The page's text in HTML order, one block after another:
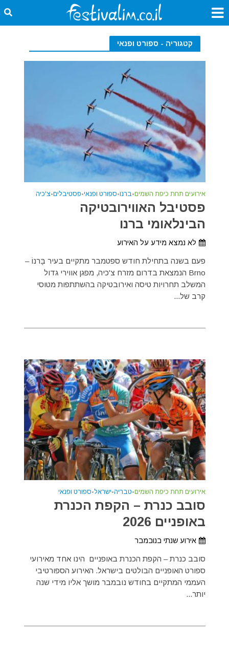
קטגוריה - ספורט ופנאי
אירועים תחת כיפת השמים• ברנו•ספורט ופנאי•פסטיבלים•צ'כיה
פסטיבל האווירובטיקה
הבינלאומי ברנו
לא נמצא מידע על האירוע
פעם בשנה בתחילת חודש ספטמבר מתקיים בעיר בֶּרנוֹ –
Brno הנמצאת בדרום מזרח צ'כיה, מפגן אווירי גדול
המשלב תחרויות טיסה ואירובטיקה בהשתתפות מטוסי
קרב של...
אירועים תחת כיפת השמים•טבריה•ישראל•ספורט ופנאי
סובב כנרת – הקפת הכנרת
באופניים 2026
אירוע שנתי בנובמבר
סובב כנרת – הקפת הכנרת באופניים הינו אחד מאירועי
ספורט האופניים הבולטים בישראל. האירוע הספורטיבי
העממי המתקיים בחודש נובמבר מושך אליו מידי שנה
יותר...